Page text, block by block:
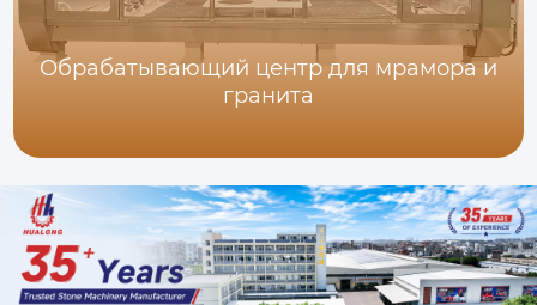
Обрабатывающий центр для мрамора и
гранита